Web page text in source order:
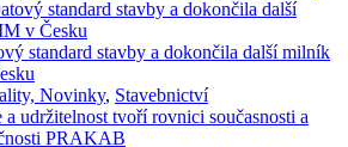
standard stavby a dokončila další milník
Novinky, Stavebnictví